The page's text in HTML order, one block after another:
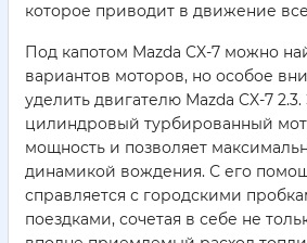
которое приводит в движение
Под капотом Mazda CX-7 можно
вариантов моторов, но особое
уделить двигателю Mazda CX-7 2.3.
цилиндровый турбированный
мощность и позволяет
динамикой вождения. С его
справляется с городскими
поездками, сочетая в себе не